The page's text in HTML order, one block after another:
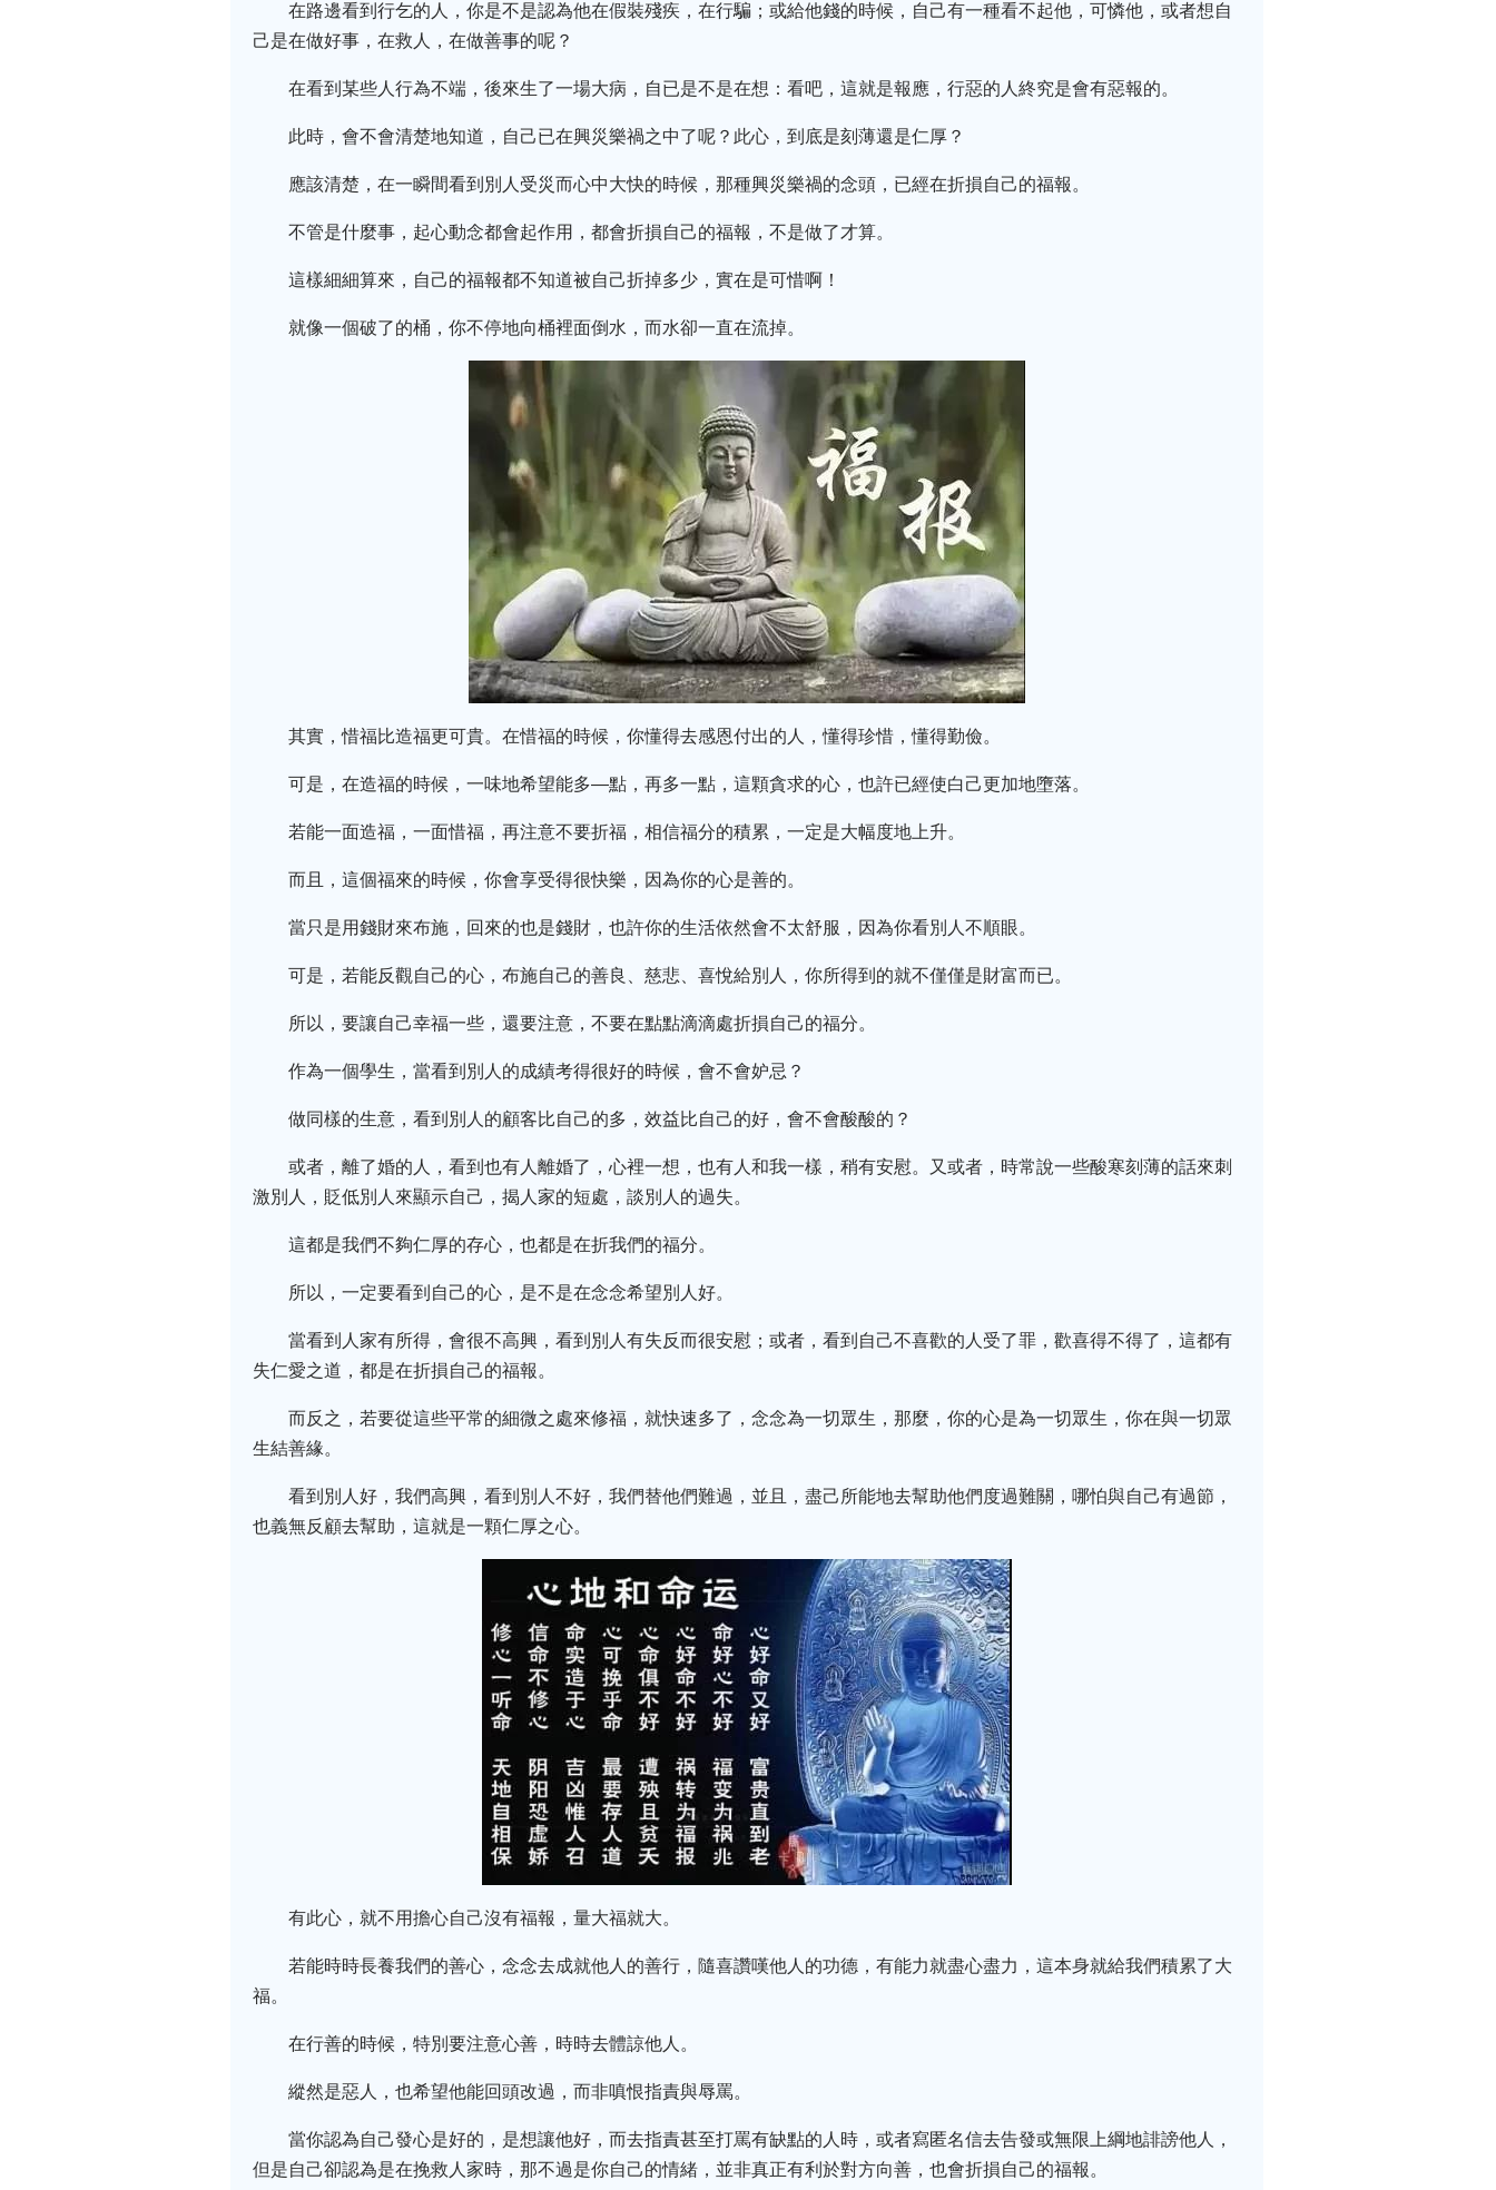
在路邊看到行乞的人，你是不是認為他在假裝殘疾，在行騙；或給他錢的時候，自己有一種看不起他，可憐他，或者想自
己是在做好事，在救人，在做善事的呢？
在看到某些人行為不端，後來生了一場大病，自已是不是在想：看吧，這就是報應，行惡的人終究是會有惡報的。
此時，會不會清楚地知道，自己已在興災樂禍之中了呢？此心，到底是刻薄還是仁厚？
應該清楚，在一瞬間看到別人受災而心中大快的時候，那種興災樂禍的念頭，已經在折損自己的福報。
不管是什麼事，起心動念都會起作用，都會折損自己的福報，不是做了才算。
這樣細細算來，自己的福報都不知道被自己折掉多少，實在是可惜啊！
就像一個破了的桶，你不停地向桶裡面倒水，而水卻一直在流掉。
其實，惜福比造福更可貴。在惜福的時候，你懂得去感恩付出的人，懂得珍惜，懂得勤儉。
可是，在造福的時候，一味地希望能多—點，再多一點，這顆貪求的心，也許已經使白己更加地墮落。
若能一面造福，一面惜福，再注意不要折福，相信福分的積累，一定是大幅度地上升。
而且，這個福來的時候，你會享受得很快樂，因為你的心是善的。
當只是用錢財來布施，回來的也是錢財，也許你的生活依然會不太舒服，因為你看別人不順眼。
可是，若能反觀自己的心，布施自己的善良、慈悲、喜悅給別人，你所得到的就不僅僅是財富而已。
所以，要讓自己幸福一些，還要注意，不要在點點滴滴處折損自己的福分。
作為一個學生，當看到別人的成績考得很好的時候，會不會妒忌？
做同樣的生意，看到別人的顧客比自己的多，效益比自己的好，會不會酸酸的？
或者，離了婚的人，看到也有人離婚了，心裡一想，也有人和我一樣，稍有安慰。又或者，時常說一些酸寒刻薄的話來刺
激別人，貶低別人來顯示自己，揭人家的短處，談別人的過失。
這都是我們不夠仁厚的存心，也都是在折我們的福分。
所以，一定要看到自己的心，是不是在念念希望別人好。
當看到人家有所得，會很不高興，看到別人有失反而很安慰；或者，看到自己不喜歡的人受了罪，歡喜得不得了，這都有
失仁愛之道，都是在折損自己的福報。
而反之，若要從這些平常的細微之處來修福，就快速多了，念念為一切眾生，那麼，你的心是為一切眾生，你在與一切眾
生結善緣。
看到別人好，我們高興，看到別人不好，我們替他們難過，並且，盡己所能地去幫助他們度過難關，哪怕與自己有過節，
也義無反顧去幫助，這就是一顆仁厚之心。
有此心，就不用擔心自己沒有福報，量大福就大。
若能時時長養我們的善心，念念去成就他人的善行，隨喜讚嘆他人的功德，有能力就盡心盡力，這本身就給我們積累了大
福。
在行善的時候，特別要注意心善，時時去體諒他人。
縱然是惡人，也希望他能回頭改過，而非嗔恨指責與辱罵。
當你認為自己發心是好的，是想讓他好，而去指責甚至打罵有缺點的人時，或者寫匿名信去告發或無限上綱地誹謗他人，
但是自己卻認為是在挽救人家時，那不過是你自己的情緒，並非真正有利於對方向善，也會折損自己的福報。